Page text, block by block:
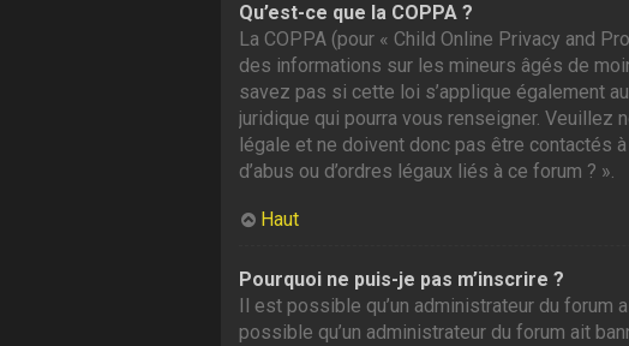
Qu’est-ce que la COPPA ?
La COPPA (pour « Child Online Privacy and
des informations sur les mineurs âgés de
savez pas si cette loi s’applique également
juridique qui pourra vous renseigner.
légale et ne doivent donc pas être contactés
d’abus ou d’ordres légaux liés à ce forum ? ».
Haut
Pourquoi ne puis-je pas m’inscrire ?
Il est possible qu’un administrateur du forum
possible qu’un administrateur du forum ait